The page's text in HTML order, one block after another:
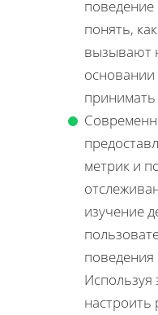
поведение
понять,
вызывают
метрик и
изучение
поведения
настроить